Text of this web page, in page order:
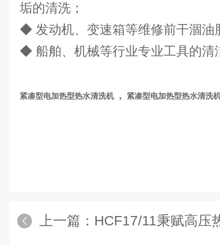
垢的清洗；
◆ 发动机、变速箱等维修前干涸油
◆ 船舶、机械等行业专业工具的清
紧凑型电加热型热水清洗机， 紧凑型电加热型热水清洗
上一篇： HCF17/11秉赋高压